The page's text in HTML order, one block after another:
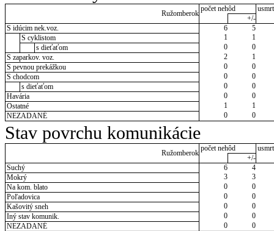
Ružomberok
počet nehôd
+/-
S idúcim nek.voz.
6
5
S cyklistom
1
1
s dieťaťom
0
0
S zaparkov. voz.
2
1
S pevnou prekážkou
0
0
S chodcom
0
0
s dieťaťom
0
0
Havária
0
0
Ostatné
1
1
NEZADANÉ
0 0
Stav povrchu komunikácie
Ružomberok
počet nehôd
+/-
Suchý
6
4
Mokrý
3
3
Na kom. blato
0
0
Poľadovica
0
0
Kašovitý sneh
0
0
Iný stav komunik.
0
0
NEZADANÉ
0 0